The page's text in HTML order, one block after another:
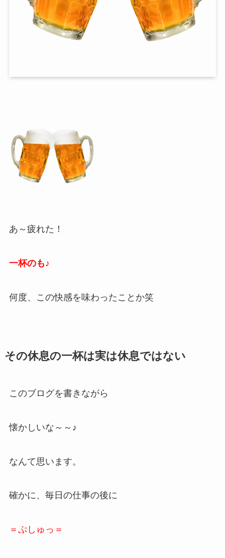
あ～疲れた！
一杯のも♪
何度、この快感を味わったことか笑
その休息の一杯は実は休息ではない
このブログを書きながら
懐かしいな～～♪
なんて思います。
確かに、毎日の仕事の後に
＝ぷしゅっ＝